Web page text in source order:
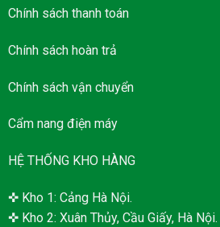
Chính sách thanh toán
Chính sách hoàn trả
Chính sách vận chuyển
Cẩm nang điện máy
HỆ THỐNG KHO HÀNG
✜ Kho 1: Cảng Hà Nội.
✜ Kho 2: Xuân Thủy, Cầu Giấy, Hà Nội.